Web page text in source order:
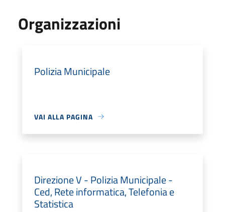
Organizzazioni
Polizia Municipale
VAI ALLA PAGINA
Direzione V - Polizia Municipale -
Ced, Rete informatica, Telefonia e
Statistica